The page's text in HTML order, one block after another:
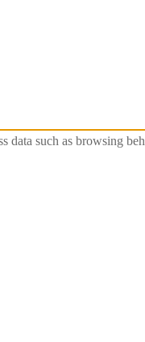
data such as browsing